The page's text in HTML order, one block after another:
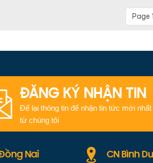
Page
ĐĂNG KÝ NHẬN TIN
Để lại thông tin để nhận tin tức mới nhất
từ chúng tôi
Nai CN Bình